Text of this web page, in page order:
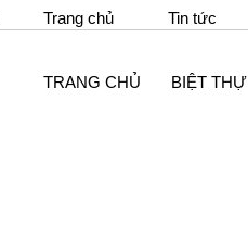
Trang chủ Tin tức
TRANG CHỦ BIỆT THỰ